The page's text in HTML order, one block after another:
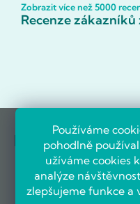
Používáme
pohodlně
užíváme cookies
analýze
zlepšujeme funkce a
Zobrazit více než 5000
Recenze zákazníků
Reference firem